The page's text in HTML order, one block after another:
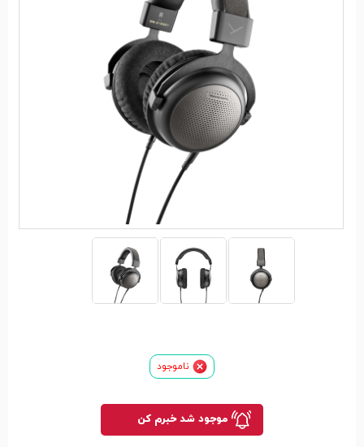
موجود شد خبرم کن
ناموجود